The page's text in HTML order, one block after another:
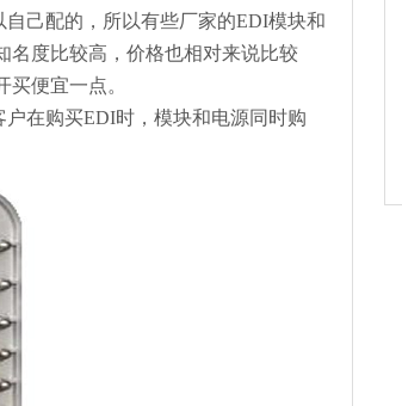
己配的，所以有些厂家的EDI模块和
名度比较高，价格也相对来说比较
便宜一点。
在购买EDI时，模块和电源同时购